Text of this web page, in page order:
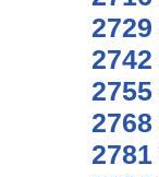
2729
2742
2755
2768
2781